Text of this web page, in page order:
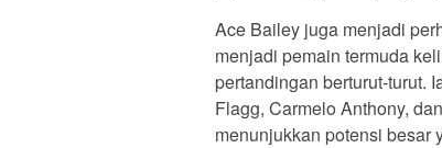
Ace Bailey juga menjadi
menjadi pemain termuda
pertandingan berturut-turut.
Flagg, Carmelo Anthony,
menunjukkan potensi besar